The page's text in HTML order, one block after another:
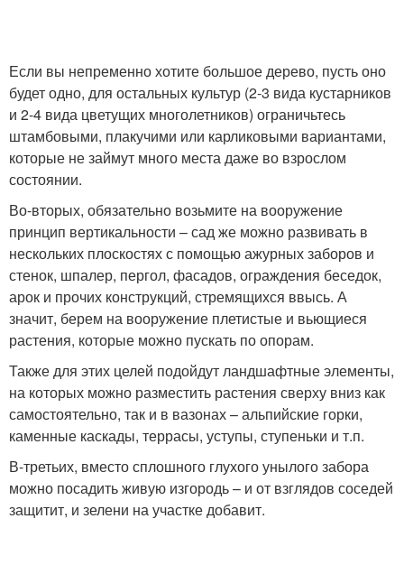
Если вы непременно хотите большое дерево, пусть оно
будет одно, для остальных культур (2-3 вида кустарников
и 2-4 вида цветущих многолетников) ограничьтесь
штамбовыми, плакучими или карликовыми вариантами,
которые не займут много места даже во взрослом
состоянии.
Во-вторых, обязательно возьмите на вооружение
принцип вертикальности – сад же можно развивать в
нескольких плоскостях с помощью ажурных заборов и
стенок, шпалер, пергол, фасадов, ограждения беседок,
арок и прочих конструкций, стремящихся ввысь. А
значит, берем на вооружение плетистые и вьющиеся
растения, которые можно пускать по опорам.
Также для этих целей подойдут ландшафтные элементы,
на которых можно разместить растения сверху вниз как
самостоятельно, так и в вазонах – альпийские горки,
каменные каскады, террасы, уступы, ступеньки и т.п.
В-третьих, вместо сплошного глухого унылого забора
можно посадить живую изгородь – и от взглядов соседей
защитит, и зелени на участке добавит.